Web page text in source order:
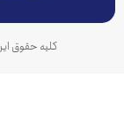
کلیه حقوق این